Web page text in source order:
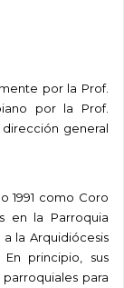
por la Prof.
por la Prof.
general
1991 como Coro
en la Parroquia
la Arquidiócesis
principio, sus
para